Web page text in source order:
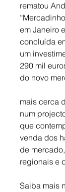
rematou
em Janeiro
concluída
um
290 mil
do novo
mais cerca
num
que
venda dos
de
regionais e
Saiba mais